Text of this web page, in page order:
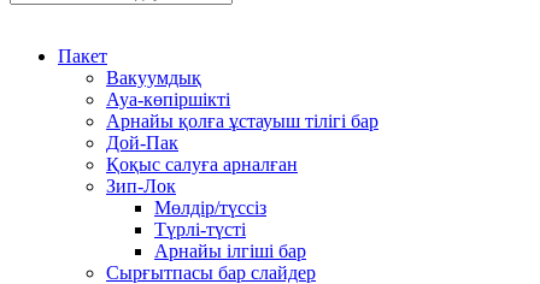
Пакет
Вакуумдық
Ауа-көпіршікті
Арнайы қолға ұстауыш тілігі бар
Дой-Пак
Қоқыс салуға арналған
Зип-Лок
Мөлдір/түссіз
Түрлі-түсті
Арнайы ілгіші бар
Сырғытпасы бар слайдер